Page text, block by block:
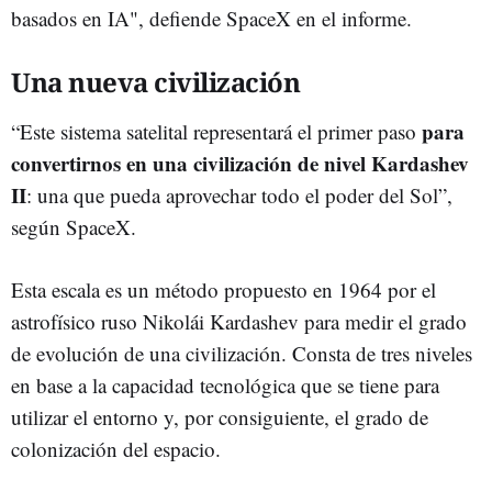
basados ​​en IA", defiende SpaceX en el informe.
Una nueva civilización
“Este sistema satelital representará el primer paso para
convertirnos en una civilización de nivel Kardashev
II: una que pueda aprovechar todo el poder del Sol”,
según SpaceX.
Esta escala es un método propuesto en 1964 por el
astrofísico ruso Nikolái Kardashev para medir el grado
de evolución de una civilización. Consta de tres niveles
en base a la capacidad tecnológica que se tiene para
utilizar el entorno y, por consiguiente, el grado de
colonización del espacio.